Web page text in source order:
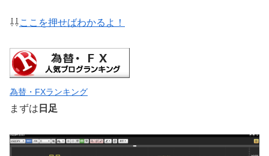
⇩⇩ここを押せばわかるよ！
為替・FXランキング
まずは 日足